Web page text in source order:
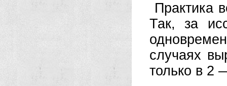
Практика
Так, за
случаях
только в 2